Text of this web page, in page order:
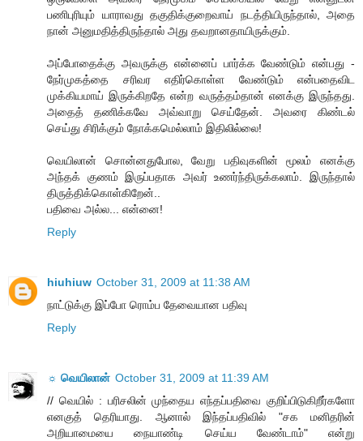
பணிபுரியும் யாராவது தகுதிக்குறைவாய் நடத்தியிருந்தால், அதை
நான் அனுமதித்திருந்தால் அது தவறானதாயிருக்கும்.
அப்போதைக்கு அவருக்கு என்னைப் பார்க்க வேண்டும் என்பது -
நேர்முகத்தை சரிவர எதிர்கொள்ள வேண்டும் என்பதைவிட
முக்கியமாய் இருக்கிறதே என்ற வருத்தம்தான் எனக்கு இருந்தது.
அதைத் தணிக்கவே அவ்வாறு செய்தேன். அவரை கிண்டல்
செய்து சிரிக்கும் நோக்கமெல்லாம் இதிலில்லை!
வெயிலான் சொன்னதுபோல, வேறு பதிவுகளின் மூலம் எனக்கு
அந்தக் குணம் இருப்பதாக அவர் உணர்ந்திருக்கலாம். இருந்தால்
திருத்திக்கொள்கிறேன்..
பதிவை அல்ல... என்னை!
Reply
hiuhiuw October 31, 2009 at 11:38 AM
நாட்டுக்கு இப்போ ரொம்ப தேவையான பதிவு
Reply
☼ வெயிலான் October 31, 2009 at 11:39 AM
// வெயில் : பரிசலின் முந்தைய எந்தப்பதிவை குறிப்பிடுகிறீர்களோ
எனகுத் தெரியாது. ஆனால் இந்தப்பதிவில் "சக மனிதரின்
அறியாமையை நையாண்டி செய்ய வேண்டாம்" என்று